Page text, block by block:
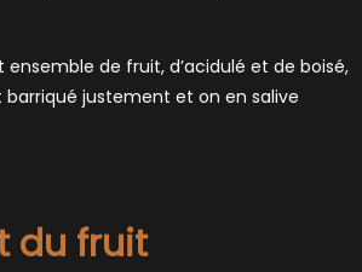
ensemble de fruit, d’acidulé et de boisé,
justement et on en salive
du fruit